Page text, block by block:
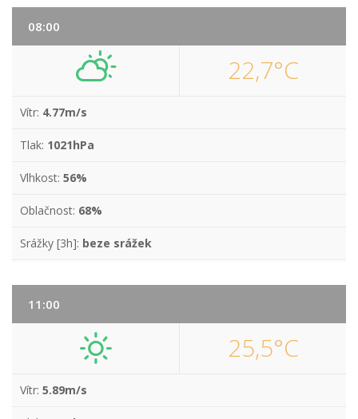
08:00
22,7°C
Vítr: 4.77m/s
Tlak: 1021hPa
Vlhkost: 56%
Oblačnost: 68%
Srážky [3h]: beze srážek
11:00
25,5°C
Vítr: 5.89m/s